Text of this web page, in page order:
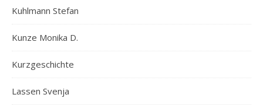
Kuhlmann Stefan
Kunze Monika D.
Kurzgeschichte
Lassen Svenja